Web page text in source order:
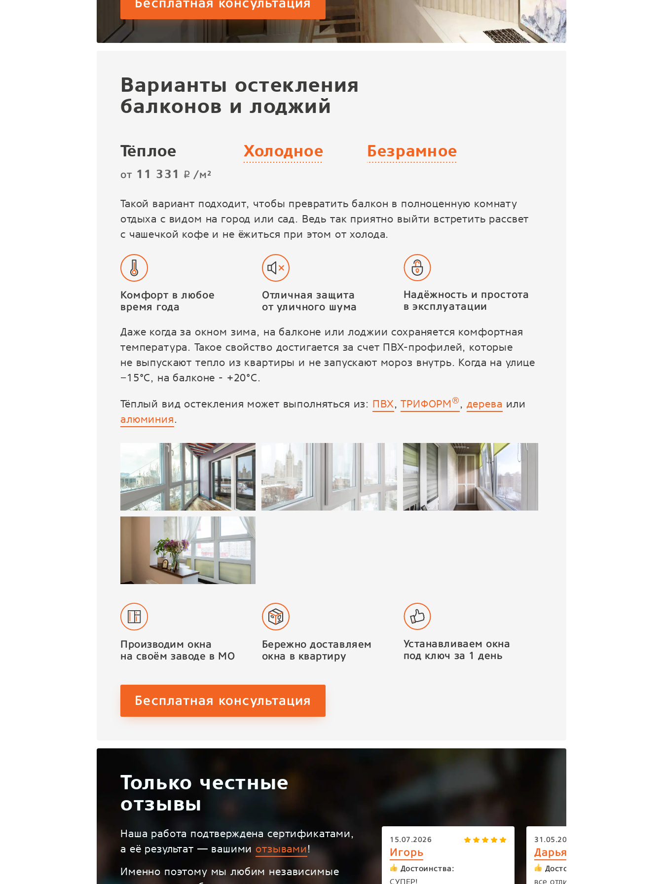
Варианты остекления
балконов и лоджий
Тёплое
от 11 331 p /м²
Холодное Безрамное
Такой вариант подходит, чтобы превратить балкон в полноценную комнату
отдыха с видом на город или сад. Ведь так приятно выйти встретить рассвет
с чашечкой кофе и не ёжиться при этом от холода.
Комфорт в любое
время года
Отличная защита
от уличного шума
Надёжность и простота
в эксплуатации
Даже когда за окном зима, на балконе или лоджии сохраняется комфортная
температура. Такое свойство достигается за счет ПВХ-профилей, которые
не выпускают тепло из квартиры и не запускают мороз внутрь. Когда на улице
−15°С, на балконе - +20°С.
Тёплый вид остекления может выполняться из: ПВХ,ТРИФОРМ®, дерева или
алюминия.
Производим окна
на своём заводе в МО
Бережно доставляем
окна в квартиру
Устанавливаем окна
под ключ за 1 день
Бесплатная консультация
Только честные
отзывы
Наша работа подтверждена сертификатами,
а её результат — вашимиотзывами!
Именно поэтому мы любим независимые
15.07.2026
Игорь
Достоинства:
СУПЕР!
31.05.2026
Дарья
Достоинства:
все отлично